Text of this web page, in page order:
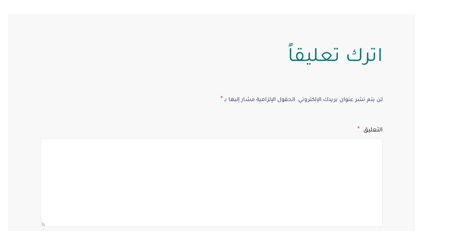
اترك تعليقاً
لن يتم نشر عنوان بريدك الإلكتروني. الحقول الإلزامية مشار إليها بـ *
التعليق